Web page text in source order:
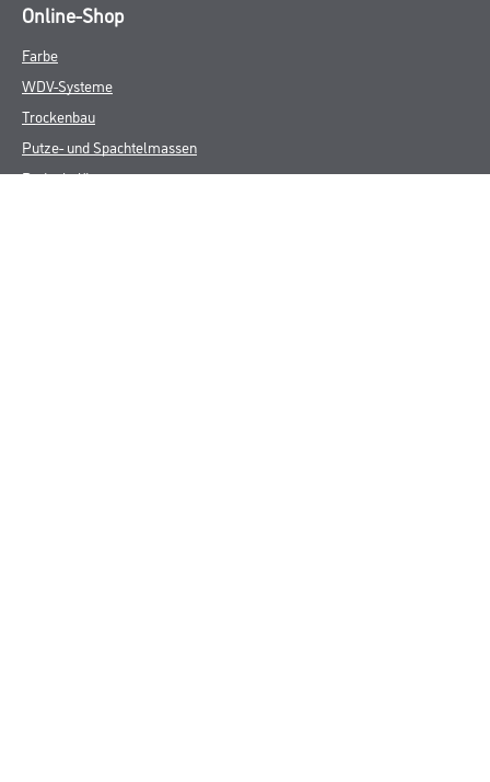
Online-Shop
Farbe
WDV-Systeme
Trockenbau
Putze- und Spachtelmassen
Bodenbeläge